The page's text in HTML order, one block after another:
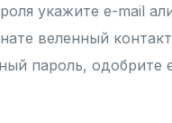
укажите e-mail
веленный
пароль, одобрите